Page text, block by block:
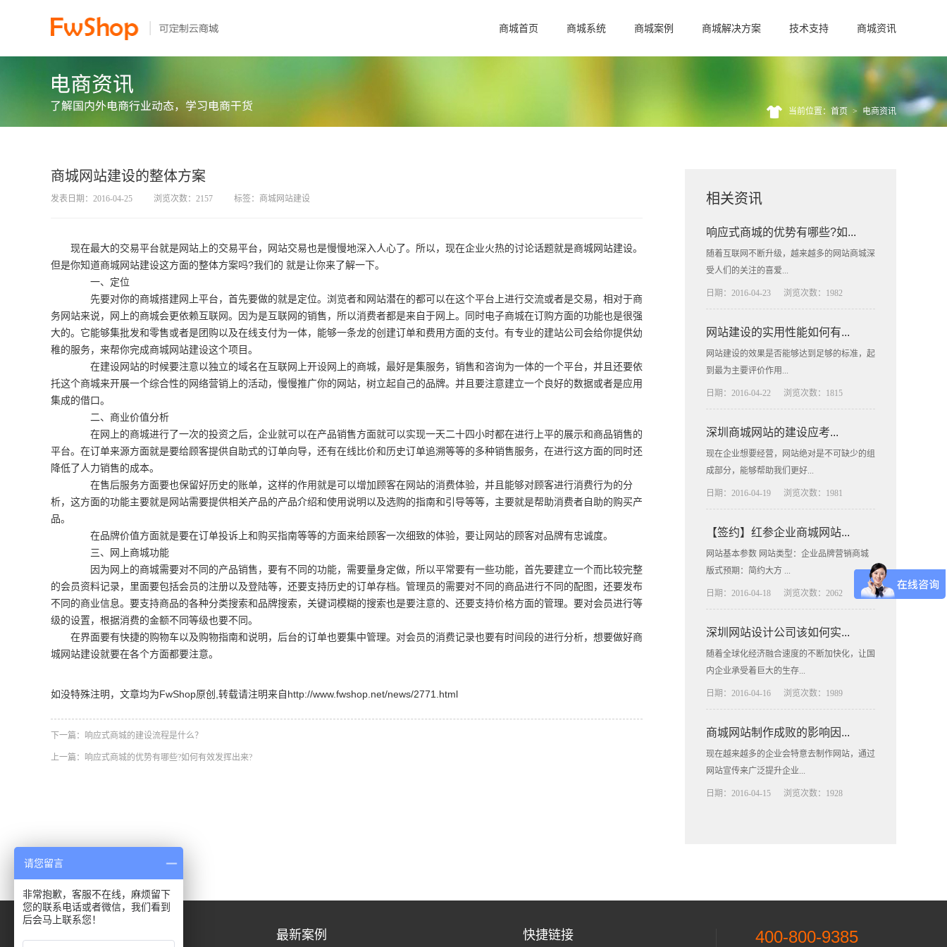
商城首页 商城系统 商城案例 商城解决方案 技术支持 商城资讯
当前位置：首页 > 电商资讯
商城网站建设的整体方案
发表日期：2016-04-25 浏览次数：2157 标签：商城网站建设
现在最大的交易平台就是网站上的交易平台，网站交易也是慢慢地深入人心了。所以，现在企业火热的讨论话题就是商城网站建设。
但是你知道商城网站建设这方面的整体方案吗?我们的 就是让你来了解一下。
一、定位
先要对你的商城搭建网上平台，首先要做的就是定位。浏览者和网站潜在的都可以在这个平台上进行交流或者是交易，相对于商
务网站来说，网上的商城会更依赖互联网。因为是互联网的销售，所以消费者都是来自于网上。同时电子商城在订购方面的功能也是很强
大的。它能够集批发和零售或者是团购以及在线支付为一体，能够一条龙的创建订单和费用方面的支付。有专业的建站公司会给你提供幼
稚的服务，来帮你完成商城网站建设这个项目。
在建设网站的时候要注意以独立的域名在互联网上开设网上的商城，最好是集服务，销售和咨询为一体的一个平台，并且还要依
托这个商城来开展一个综合性的网络营销上的活动，慢慢推广你的网站，树立起自己的品牌。并且要注意建立一个良好的数据或者是应用
集成的借口。
二、商业价值分析
在网上的商城进行了一次的投资之后，企业就可以在产品销售方面就可以实现一天二十四小时都在进行上平的展示和商品销售的
平台。在订单来源方面就是要给顾客提供自助式的订单向导，还有在线比价和历史订单追溯等等的多种销售服务，在进行这方面的同时还
降低了人力销售的成本。
在售后服务方面要也保留好历史的账单，这样的作用就是可以增加顾客在网站的消费体验，并且能够对顾客进行消费行为的分
析，这方面的功能主要就是网站需要提供相关产品的产品介绍和使用说明以及选购的指南和引导等等，主要就是帮助消费者自助的购买产
品。
在品牌价值方面就是要在订单投诉上和购买指南等等的方面来给顾客一次细致的体验，要让网站的顾客对品牌有忠诚度。
三、网上商城功能
因为网上的商城需要对不同的产品销售，要有不同的功能，需要量身定做，所以平常要有一些功能，首先要建立一个而比较完整
的会员资料记录，里面要包括会员的注册以及登陆等，还要支持历史的订单存档。管理员的需要对不同的商品进行不同的配图，还要发布
不同的商业信息。要支持商品的各种分类搜索和品牌搜索，关键词模糊的搜索也是要注意的、还要支持价格方面的管理。要对会员进行等
级的设置，根据消费的金额不同等级也要不同。
在界面要有快捷的购物车以及购物指南和说明，后台的订单也要集中管理。对会员的消费记录也要有时间段的进行分析，想要做好商
城网站建设就要在各个方面都要注意。
如没特殊注明，文章均为FwShop原创,转载请注明来自http://www.fwshop.net/news/2771.html
下一篇： 响应式商城的建设流程是什么？
上一篇： 响应式商城的优势有哪些?如何有效发挥出来?
相关资讯
响应式商城的优势有哪些?如...
随着互联网不断升级，越来越多的网站商城深
受人们的关注的喜爱...
日期：2016-04-23 浏览次数：1982
网站建设的实用性能如何有...
网站建设的效果是否能够达到足够的标准，起
到最为主要评价作用...
日期：2016-04-22 浏览次数：1815
深圳商城网站的建设应考...
现在企业想要经营，网站绝对是不可缺少的组
成部分，能够帮助我们更好...
日期：2016-04-19 浏览次数：1981
【签约】红参企业商城网站...
网站基本参数 网站类型：企业品牌营销商城
版式预期：简约大方 ...
日期：2016-04-18 浏览次数：2062
深圳网站设计公司该如何实...
随着全球化经济融合速度的不断加快化，让国
内企业承受着巨大的生存...
日期：2016-04-16 浏览次数：1989
商城网站制作成败的影响因...
现在越来越多的企业会特意去制作网站，通过
网站宣传来广泛提升企业...
日期：2016-04-15 浏览次数：1928
最新案例 快捷链接 400-800-9385
请您留言
非常抱歉，客服不在线，麻烦留下
您的联系电话或者微信，我们看到
后会马上联系您！